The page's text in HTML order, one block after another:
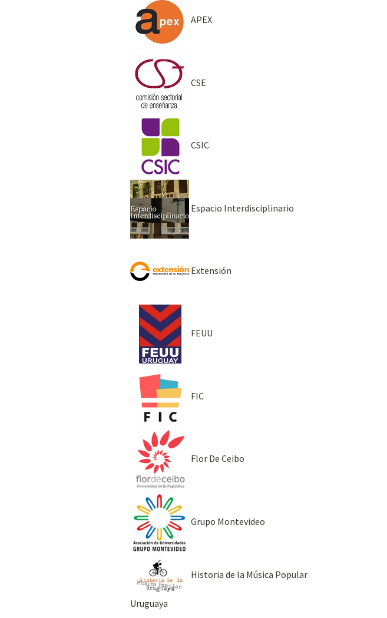
APEX
CSE
CSIC
Espacio Interdisciplinario
Extensión
FEUU
FIC
Flor De Ceibo
Grupo Montevideo
Historia de la Música Popular
Uruguaya